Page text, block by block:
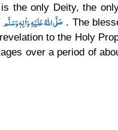
the only Deity, the
صَلَّى اللهُ عَلَيْهِ وَاٰلِهٖ وَسَلَّم. The
to the Holy
over a period of